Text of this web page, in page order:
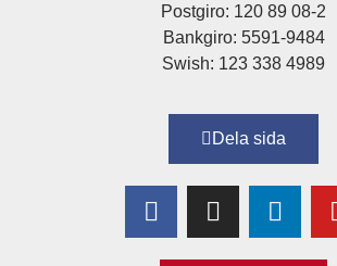
Postgiro: 120 89 08-2
Bankgiro: 5591-9484
Swish: 123 338 4989
Dela sida